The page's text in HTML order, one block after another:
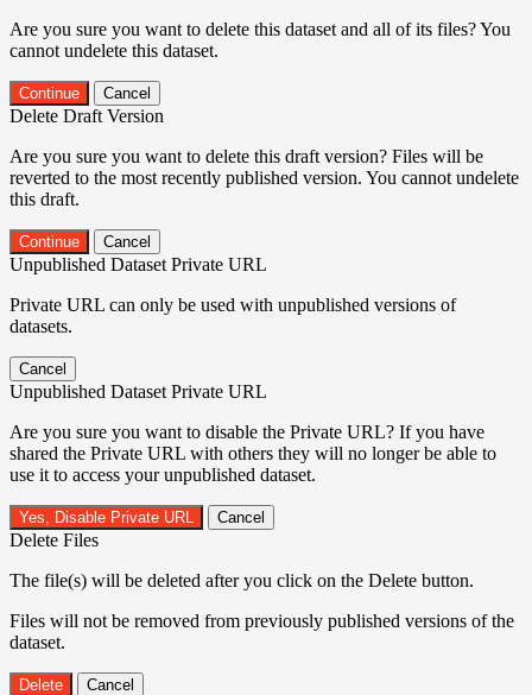
Are you sure you want to delete this dataset and all of its files? You
cannot undelete this dataset.
Continue Cancel
Delete Draft Version
Are you sure you want to delete this draft version? Files will be
reverted to the most recently published version. You cannot undelete
this draft.
Continue Cancel
Unpublished Dataset Private URL
Private URL can only be used with unpublished versions of
datasets.
Cancel
Unpublished Dataset Private URL
Are you sure you want to disable the Private URL? If you have
shared the Private URL with others they will no longer be able to
use it to access your unpublished dataset.
Yes, Disable Private URL Cancel
Delete Files
The file(s) will be deleted after you click on the Delete button.
Files will not be removed from previously published versions of the
dataset.
Delete Cancel